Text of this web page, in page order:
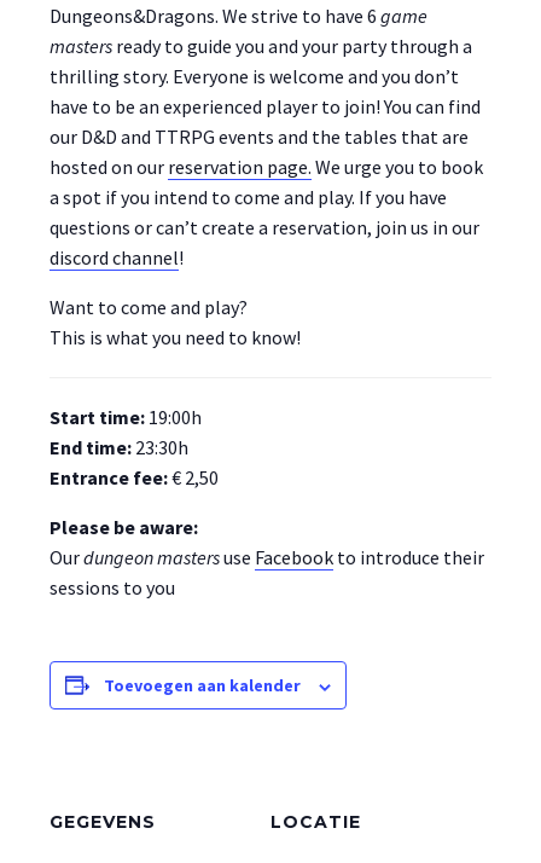
Dungeons&Dragons. We strive to have 6 game
masters ready to guide you and your party through a
thrilling story. Everyone is welcome and you don’t
have to be an experienced player to join! You can find
our D&D and TTRPG events and the tables that are
hosted on our reservation page. We urge you to book
a spot if you intend to come and play. If you have
questions or can’t create a reservation, join us in our
discord channel!
Want to come and play?
This is what you need to know!
Start time: 19:00h
End time: 23:30h
Entrance fee:€ 2,50
Please be aware:
Ourdungeonmastersuse Facebook to introduce their
sessions to you
Toevoegen aan kalender
GEGEVENS LOCATIE